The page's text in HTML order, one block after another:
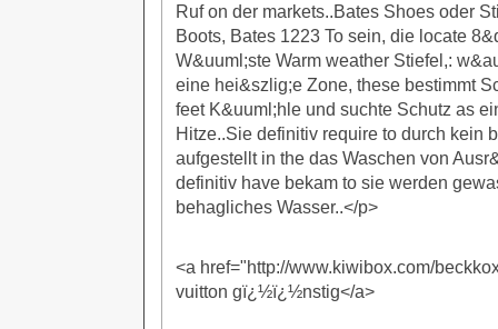
Ruf on der markets..Bates Shoes oder
Boots, Bates 1223 To sein, die locate
W&uuml;ste Warm weather Stiefel,:
eine hei&szlig;e Zone, these bestimmt
feet K&uuml;hle und suchte Schutz as
Hitze..Sie definitiv require to durch kein
aufgestellt in the das Waschen von
definitiv have bekam to sie werden
behagliches Wasser..</p>
<a href="http://www.kiwibox.com/
vuitton gï¿½ï¿½nstig</a>